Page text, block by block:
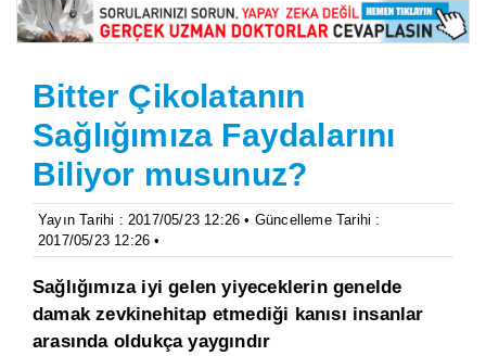
Bitter Çikolatanın
Sağlığımıza Faydalarını
Biliyor musunuz?
Yayın Tarihi : 2017/05/23 12:26 • Güncelleme Tarihi :
2017/05/23 12:26 •
Sağlığımıza iyi gelen yiyeceklerin genelde
damak zevkinehitap etmediği kanısı insanlar
arasında oldukça yaygındır